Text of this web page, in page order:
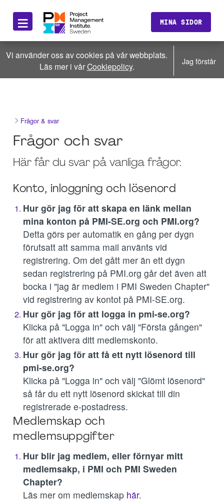
≡ MINA SIDOR
Vi använder oss av cookies på vår webbplats.
Läs mer i vårCookiepolicy. Jag förstår
Frågor & svar
Frågor och svar
Här får du svar på vanliga frågor.
Konto, inloggning och lösenord
Hur gör jag för att skapa en länk mellan
mina konton på PMI-SE.org och PMI.org?
Detta görs per automatik en gång per dygn
förutsatt att samma mail använts vid
registrering. Om det gått mer än ett dygn
sedan registrering på PMI.org går det även att
bocka i "jag är medlem i PMI Sweden Chapter"
vid registrering av kontot på PMI-SE.org.
Hur gör jag för att logga in pmi-se.org?
Klicka på "Logga in" och välj "Första gången"
för att aktivera ditt medlemskonto.
Hur gör jag för att få ett nytt lösenord till
pmi-se.org?
Klicka på "Logga in" och välj "Glömt lösenord"
så får du ett nytt lösenord skickat till din
registrerade e-postadress.
Medlemskap och
medlemsuppgifter
Hur blir jag medlem, eller förnyar mitt
medlemsakp, i PMI och PMI Sweden
Chapter?
Läs mer om medlemskap här.